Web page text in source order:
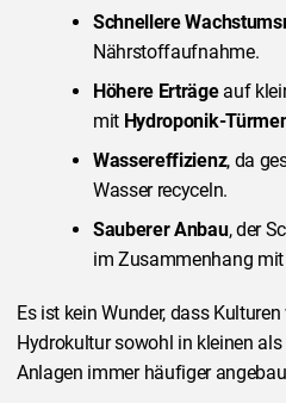
Schnellere
Nährstoffaufnahme.
Höhere Erträgeauf
mit Hydroponik-
Wassereffizienz, da
Wasser recyceln.
Sauberer Anbau, der
im Zusammenhang
Es ist kein Wunder, dass
Hydrokultur sowohl in kleinen
Anlagen immer häufiger